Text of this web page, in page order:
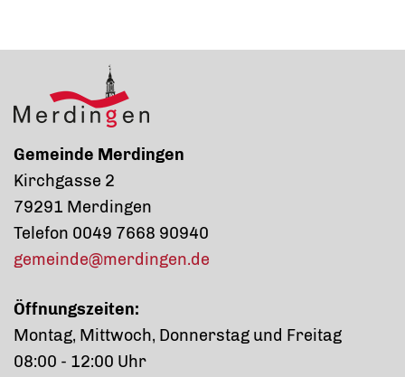
Gemeinde Merdingen
Kirchgasse 2
79291 Merdingen
Telefon 0049 7668 90940
gemeinde@merdingen.de
Öffnungszeiten:
Montag, Mittwoch, Donnerstag und Freitag
08:00 - 12:00 Uhr